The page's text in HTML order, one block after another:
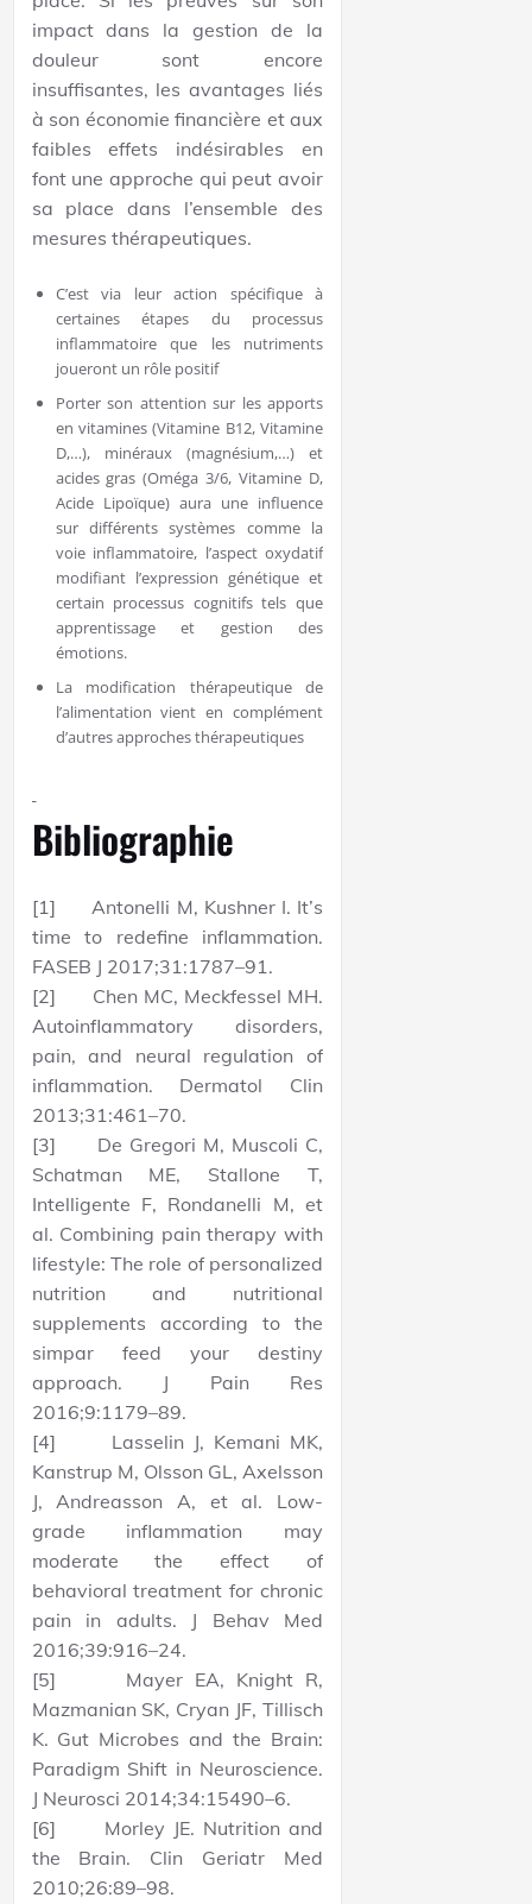
impact dans la gestion de la
douleur sont encore
insuffisantes, les avantages liés
à son économie financière et aux
faibles effets indésirables en
font une approche qui peut avoir
sa place dans l’ensemble des
mesures thérapeutiques.
C’est via leur action spécifique à
certaines étapes du processus
inflammatoire que les nutriments
joueront un rôle positif
Porter son attention sur les apports
en vitamines (Vitamine B12, Vitamine
D,…), minéraux (magnésium,…) et
acides gras (Oméga 3/6, Vitamine D,
Acide Lipoïque) aura une influence
sur différents systèmes comme la
voie inflammatoire, l’aspect oxydatif
modifiant l’expression génétique et
certain processus cognitifs tels que
apprentissage et gestion des
émotions.
La modification thérapeutique de
l’alimentation vient en complément
d’autres approches thérapeutiques
Bibliographie
[1] Antonelli M, Kushner I. It’s
time to redefine inflammation.
FASEB J 2017;31:1787–91.
[2] Chen MC, Meckfessel MH.
Autoinflammatory disorders,
pain, and neural regulation of
inflammation. Dermatol Clin
2013;31:461–70.
[3] De Gregori M, Muscoli C,
Schatman ME, Stallone T,
Intelligente F, Rondanelli M, et
al. Combining pain therapy with
lifestyle: The role of personalized
nutrition and nutritional
supplements according to the
simpar feed your destiny
approach. J Pain Res
2016;9:1179–89.
[4] Lasselin J, Kemani MK,
Kanstrup M, Olsson GL, Axelsson
J, Andreasson A, et al. Low-
grade inflammation may
moderate the effect of
behavioral treatment for chronic
pain in adults. J Behav Med
2016;39:916–24.
[5] Mayer EA, Knight R,
Mazmanian SK, Cryan JF, Tillisch
K. Gut Microbes and the Brain:
Paradigm Shift in Neuroscience.
J Neurosci 2014;34:15490–6.
[6] Morley JE. Nutrition and
the Brain. Clin Geriatr Med
2010;26:89–98.